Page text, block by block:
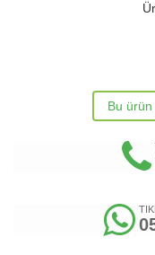
Bu ürün